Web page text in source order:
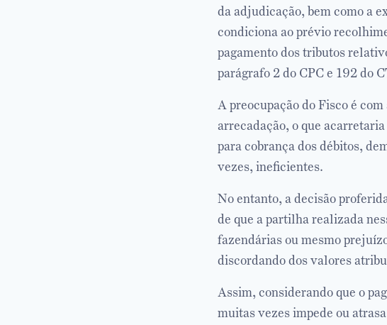
da adjudicação, bem como a
condiciona ao prévio
pagamento dos tributos
parágrafo 2 do CPC e 192 do
A preocupação do Fisco é
arrecadação, o que
para cobrança dos débitos,
vezes, ineficientes.
No entanto, a decisão
de que a partilha realizada
fazendárias ou mesmo
discordando dos valores
Assim, considerando que o
muitas vezes impede ou